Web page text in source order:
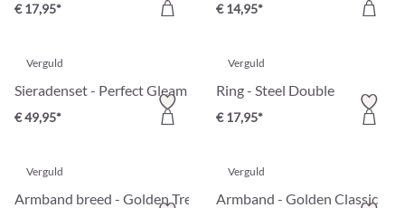
€ 17,95* € 14,95*
Verguld
Sieradenset - Perfect Gleam
€ 49,95*
Verguld
Ring - Steel Double
€ 17,95*
Verguld
Armband breed - Golden Treasure
Verguld
Armband - Golden Classic